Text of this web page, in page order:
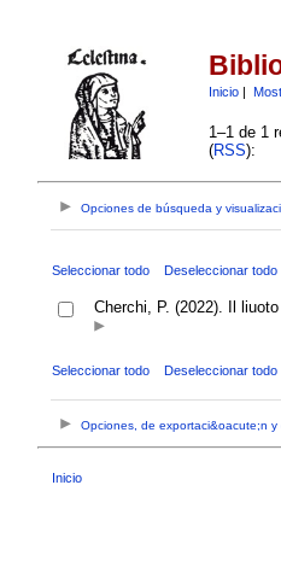
Inicio|
1–1 de 1
(RSS):
Opciones de búsqueda y
Seleccionar todo Deseleccionar todo
Cherchi, P. (2022). Il
Seleccionar todo Deseleccionar todo
Opciones, de exportaci&oacute;n y
Inicio